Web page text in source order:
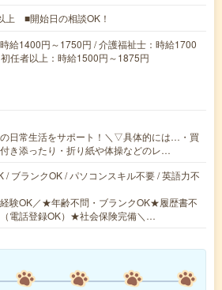
上 ■開始日の相談OK！
給1400円～1750円 / 介護福祉士：時給1700
任者以上：時給1500円～1875円
の日常生活をサポート！＼▽具体的には…・買
き添ったり・折り紙や体操などのレ…
/ ブランクOK / パソコンスキル不要 / 英語力不
験OK／★年齢不問・ブランクOK★履歴書不
電話登録OK）★社会保険完備＼…